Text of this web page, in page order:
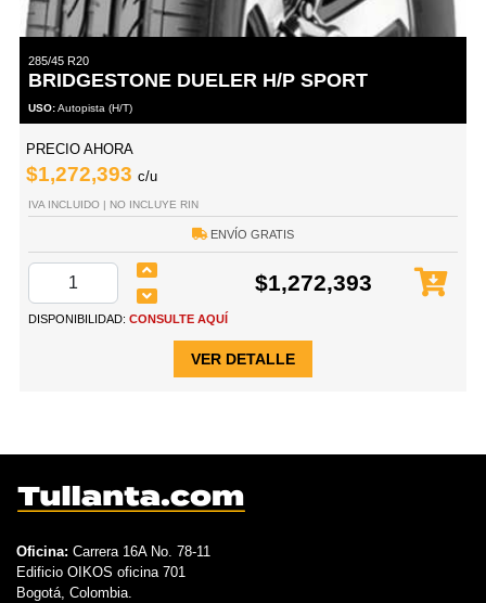
285/45 R20
BRIDGESTONE DUELER H/P SPORT
USO:Autopista (H/T)
PRECIO AHORA
$1,272,393 c/u
IVA INCLUIDO | NO INCLUYE RIN
ENVÍO GRATIS
$1,272,393
DISPONIBILIDAD: CONSULTE AQUÍ
VER DETALLE
Oficina: Carrera 16A No. 78-11
Edificio OIKOS oficina 701
Bogotá, Colombia.